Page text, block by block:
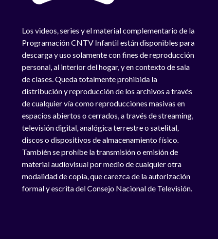
Los videos, series y el material complementario de la
Programación CNTV Infantil están disponibles para
descarga y uso solamente con fines de reproducción
personal, al interior del hogar, y en contexto de sala
de clases. Queda totalmente prohibida la
distribución y reproducción de los archivos a través
de cualquier vía como reproducciones masivas en
espacios abiertos o cerrados, a través de streaming,
televisión digital, analógica terrestre o satelital,
discos o dispositivos de almacenamiento físico.
También se prohíbe la transmisión o emisión de
material audiovisual por medio de cualquier otra
modalidad de copia, que carezca de la autorización
formal y escrita del Consejo Nacional de Televisión.